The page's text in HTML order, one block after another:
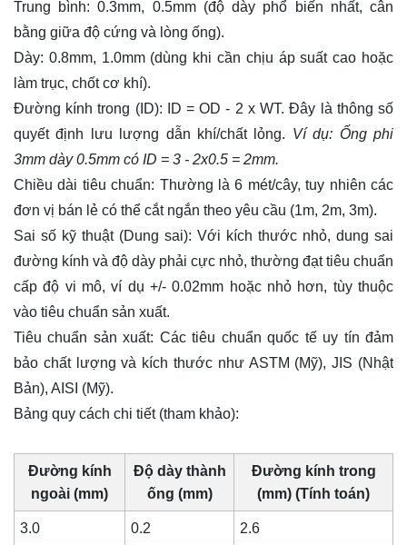
Trung bình: 0.3mm, 0.5mm (độ dày phổ biến nhất, cân
bằng giữa độ cứng và lòng ống).
Dày: 0.8mm, 1.0mm (dùng khi cần chịu áp suất cao hoặc
làm trục, chốt cơ khí).
Đường kính trong (ID): ID = OD - 2 x WT. Đây là thông số
quyết định lưu lượng dẫn khí/chất lỏng. Ví dụ: Ống phi
3mm dày 0.5mm có ID = 3 - 2x0.5 = 2mm.
Chiều dài tiêu chuẩn: Thường là 6 mét/cây, tuy nhiên các
đơn vị bán lẻ có thể cắt ngắn theo yêu cầu (1m, 2m, 3m).
Sai số kỹ thuật (Dung sai): Với kích thước nhỏ, dung sai
đường kính và độ dày phải cực nhỏ, thường đạt tiêu chuẩn
cấp độ vi mô, ví dụ +/- 0.02mm hoặc nhỏ hơn, tùy thuộc
vào tiêu chuẩn sản xuất.
Tiêu chuẩn sản xuất: Các tiêu chuẩn quốc tế uy tín đảm
bảo chất lượng và kích thước như ASTM (Mỹ),JIS (Nhật
Bản), AISI (Mỹ).
Bảng quy cách chi tiết (tham khảo):
Đường kính
ngoài (mm)
Độ dày thành
ống (mm)
Đường kính trong
(mm) (Tính toán)
3.0 0.2 2.6